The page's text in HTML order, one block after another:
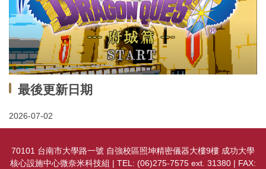
最後更新日期
2026-07-02
70101 台南市大學路一號 自強校區照坤精密儀器大樓9樓 成功大學
核心設施中心微奈米科技組 | TEL: (06)275-7575 ext. 31380 | FAX: